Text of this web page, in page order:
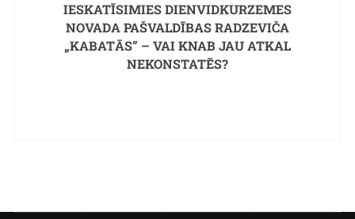
IESKATĪSIMIES DIENVIDKURZEMES
NOVADA PAŠVALDĪBAS RADZEVIČA
„KABATĀS” – VAI KNAB JAU ATKAL
NEKONSTATĒS?